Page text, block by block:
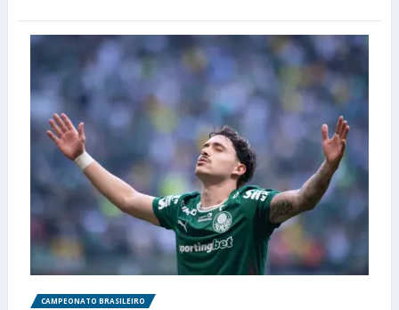
CAMPEONATO BRASILEIRO